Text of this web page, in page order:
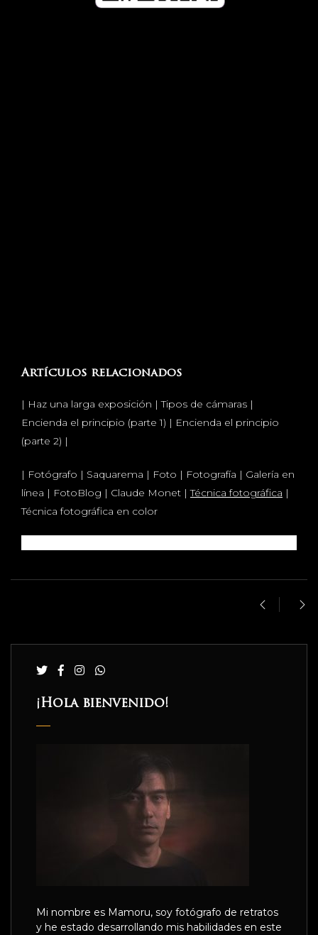
Artículos relacionados
| Haz una larga exposición | Tipos de cámaras |
Encienda el principio (parte 1) | Encienda el principio
(parte 2) |
| Fotógrafo | Saquarema | Foto | Fotografía | Galería en
línea | FotoBlog | Claude Monet |Técnica fotográfica |
Técnica fotográfica en color
¡Hola bienvenido!
Mi nombre es Mamoru, soy fotógrafo de retratos
y he estado desarrollando mis habilidades en este